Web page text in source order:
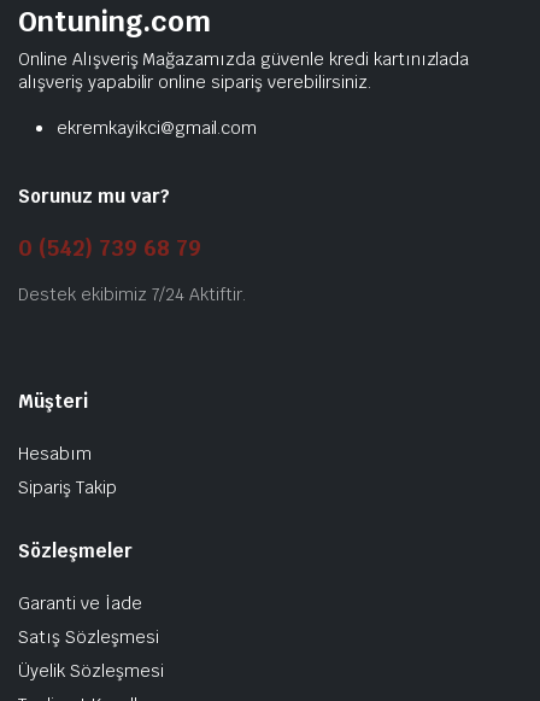
Ontuning.com
Online Alışveriş Mağazamızda güvenle kredi kartınızlada
alışveriş yapabilir online sipariş verebilirsiniz.
ekremkayikci@gmail.com
Sorunuz mu var?
0 (542) 739 68 79
Destek ekibimiz 7/24 Aktiftir.
Müşteri
Hesabım
Sipariş Takip
Sözleşmeler
Garanti ve İade
Satış Sözleşmesi
Üyelik Sözleşmesi